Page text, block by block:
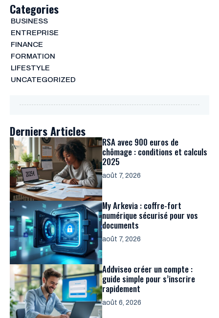
Categories
BUSINESS
ENTREPRISE
FINANCE
FORMATION
LIFESTYLE
UNCATEGORIZED
Derniers Articles
RSA avec 900 euros de
chômage : conditions et calculs
2025
août 7, 2026
My Arkevia : coffre-fort
numérique sécurisé pour vos
documents
août 7, 2026
Addviseo créer un compte :
guide simple pour s’inscrire
rapidement
août 6, 2026